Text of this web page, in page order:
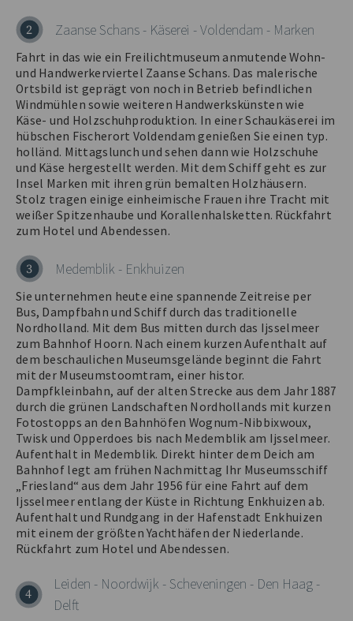
2 Zaanse Schans - Käserei - Voldendam - Marken
Fahrt in das wie ein Freilichtmuseum anmutende Wohn-
und Handwerkerviertel Zaanse Schans. Das malerische
Ortsbild ist geprägt von noch in Betrieb befindlichen
Windmühlen sowie weiteren Handwerkskünsten wie
Käse- und Holzschuhproduktion. In einer Schaukäserei im
hübschen Fischerort Voldendam genießen Sie einen typ.
holländ. Mittagslunch und sehen dann wie Holzschuhe
und Käse hergestellt werden. Mit dem Schiff geht es zur
Insel Marken mit ihren grün bemalten Holzhäusern.
Stolz tragen einige einheimische Frauen ihre Tracht mit
weißer Spitzenhaube und Korallenhalsketten. Rückfahrt
zum Hotel und Abendessen.
3 Medemblik - Enkhuizen
Sie unternehmen heute eine spannende Zeitreise per
Bus, Dampfbahn und Schiff durch das traditionelle
Nordholland. Mit dem Bus mitten durch das Ijsselmeer
zum Bahnhof Hoorn. Nach einem kurzen Aufenthalt auf
dem beschaulichen Museumsgelände beginnt die Fahrt
mit der Museumstoomtram, einer histor.
Dampfkleinbahn, auf der alten Strecke aus dem Jahr 1887
durch die grünen Landschaften Nordhollands mit kurzen
Fotostopps an den Bahnhöfen Wognum-Nibbixwoux,
Twisk und Opperdoes bis nach Medemblik am Ijsselmeer.
Aufenthalt in Medemblik. Direkt hinter dem Deich am
Bahnhof legt am frühen Nachmittag Ihr Museumsschiff
„Friesland“ aus dem Jahr 1956 für eine Fahrt auf dem
Ijsselmeer entlang der Küste in Richtung Enkhuizen ab.
Aufenthalt und Rundgang in der Hafenstadt Enkhuizen
mit einem der größten Yachthäfen der Niederlande.
Rückfahrt zum Hotel und Abendessen.
4
Leiden - Noordwijk - Scheveningen - Den Haag -
Delft